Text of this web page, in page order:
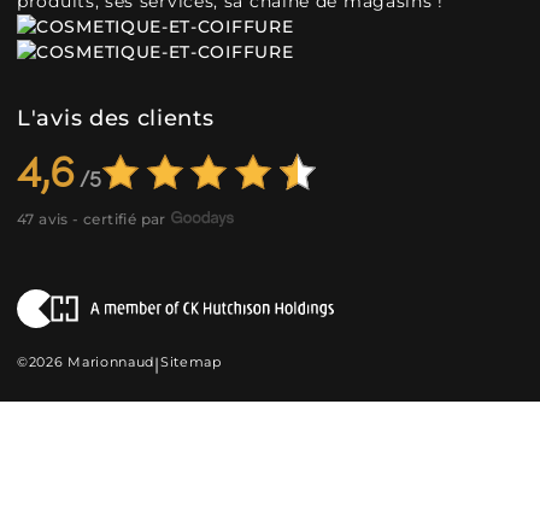
L'avis des clients
4,6
47 avis - certifié par
©2026 Marionnaud|Sitemap